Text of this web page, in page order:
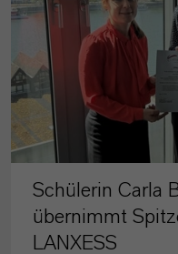
Schülerin Carla
übernimmt
LANXESS